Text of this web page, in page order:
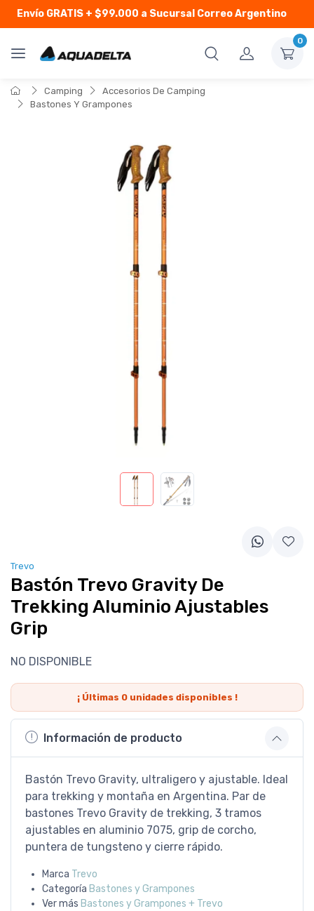
Envío GRATIS+ $99.000 a Sucursal Correo Argentino
0
Camping
Accesorios De Camping
Bastones Y Grampones
Trevo
Bastón Trevo Gravity De
Trekking Aluminio Ajustables
Grip
NO DISPONIBLE
¡ Últimas 0unidades disponibles !
Información de producto
Bastón Trevo Gravity, ultraligero y ajustable. Ideal
para trekking y montaña en Argentina. Par de
bastones Trevo Gravity de trekking, 3 tramos
ajustables en aluminio 7075, grip de corcho,
puntera de tungsteno y cierre rápido.
Marca Trevo
Categoría Bastones y Grampones
Ver más Bastones y Grampones + Trevo